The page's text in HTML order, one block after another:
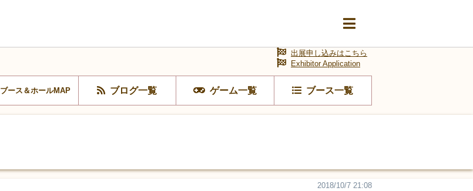
ブース＆ホールMAP ブログ一覧 ゲーム一覧 ブース一覧
出展申し込みはこちら
Exhibitor Application
2018/10/7 21:08